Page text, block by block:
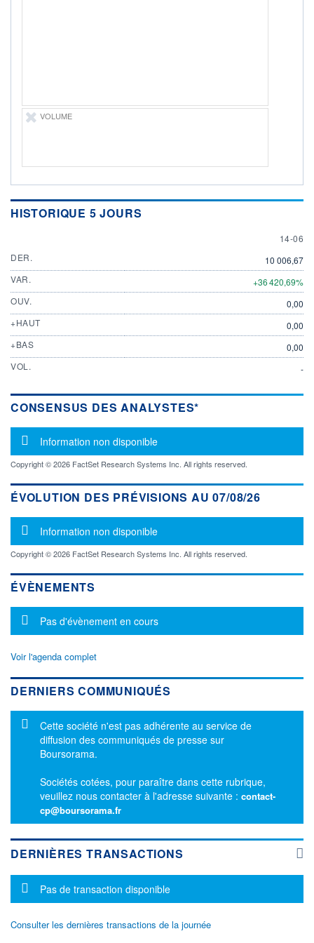
Boursobank
VOLUME
HISTORIQUE 5 JOURS
14
14-06
DER.
10 006,67
VAR.
+36 420,69%
OUV.
0,00
+HAUT
0,00
+BAS
0,00
VOL.
-
CONSENSUS DES ANALYSTES*
Message d'information
Information non disponible
Copyright © 2026 FactSet Research Systems Inc. All rights reserved.
ÉVOLUTION DES PRÉVISIONS AU 07/08/26
Message d'information
Information non disponible
Copyright © 2026 FactSet Research Systems Inc. All rights reserved.
ÉVÈNEMENTS
Message d'information
Pas d'évènement en cours
Voir l'agenda complet
DERNIERS COMMUNIQUÉS
Message d'information
Cette société n'est pas adhérente au service de
diffusion des communiqués de presse sur
Boursorama.
Sociétés cotées, pour paraître dans cette rubrique,
veuillez nous contacter à l'adresse suivante : contact-
cp@boursorama.fr
DERNIÈRES TRANSACTIONS
Message d'information
Pas de transaction disponible
Consulter les dernières transactions de la journée